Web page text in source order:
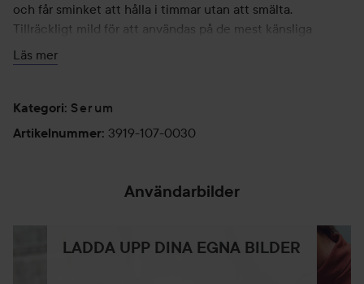
och får sminket att hålla i timmar utan att smälta.
Tillräckligt mild för att användas på de mest känsliga
hudtyperna.
Läs mer
Kategori: Serum
Artikelnummer: 3919-107-0030
Användarbilder
LADDA UPP DINA EGNA BILDER